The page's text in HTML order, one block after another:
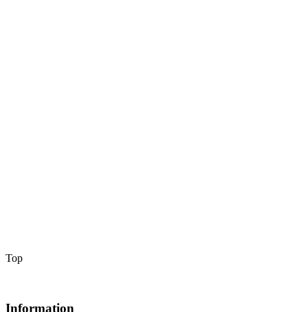
Top
Information